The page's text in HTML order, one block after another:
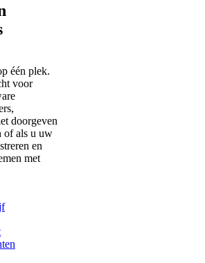
één plek.
voor
doorgeven
of als u uw
en
met